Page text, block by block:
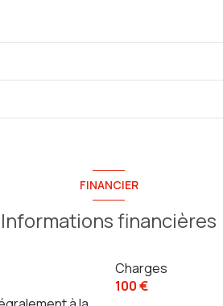
FINANCIER
Informations financières
Charges
100 €